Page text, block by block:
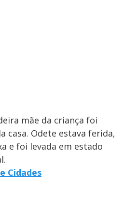
mãe da criança foi
casa. Odete estava ferida,
e foi levada em estado
Cidades